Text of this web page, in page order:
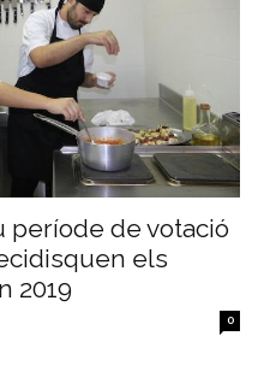
període de votació
els
2019
0